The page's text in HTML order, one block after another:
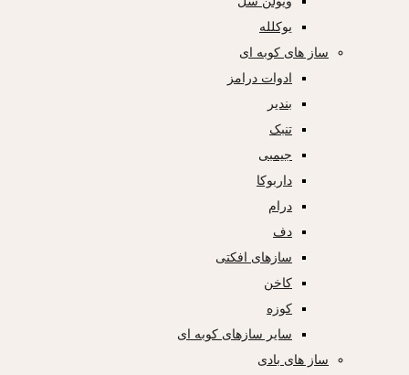
یوکلله
ساز های کوبه ای
ادوات درامز
بندیر
تنبک
جیمبی
داربوکا
درام
دف
سازهای افکتی
کاخن
کوزه
سایر سازهای کوبه ای
ساز های بادی